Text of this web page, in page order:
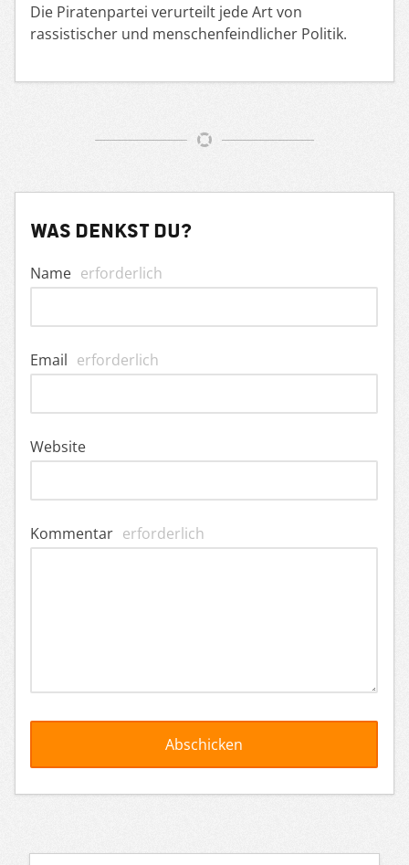
Die Piratenpartei verurteilt jede Art von
rassistischer und menschenfeindlicher Politik.
Was denkst du?
Name erforderlich
Email erforderlich
Website
Kommentar erforderlich